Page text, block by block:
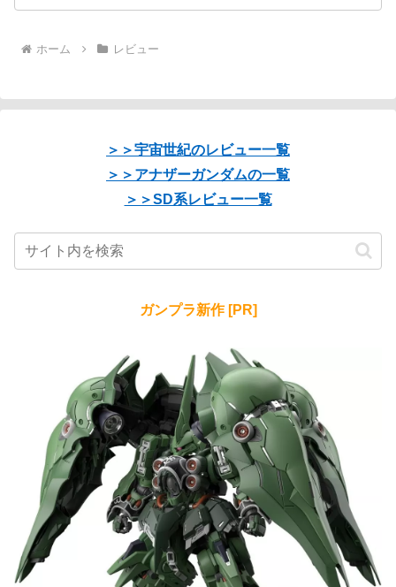
ホーム レビュー
＞＞宇宙世紀のレビュー一覧
＞＞アナザーガンダムの一覧
＞＞SD系レビュー一覧
ガンプラ新作 [PR]